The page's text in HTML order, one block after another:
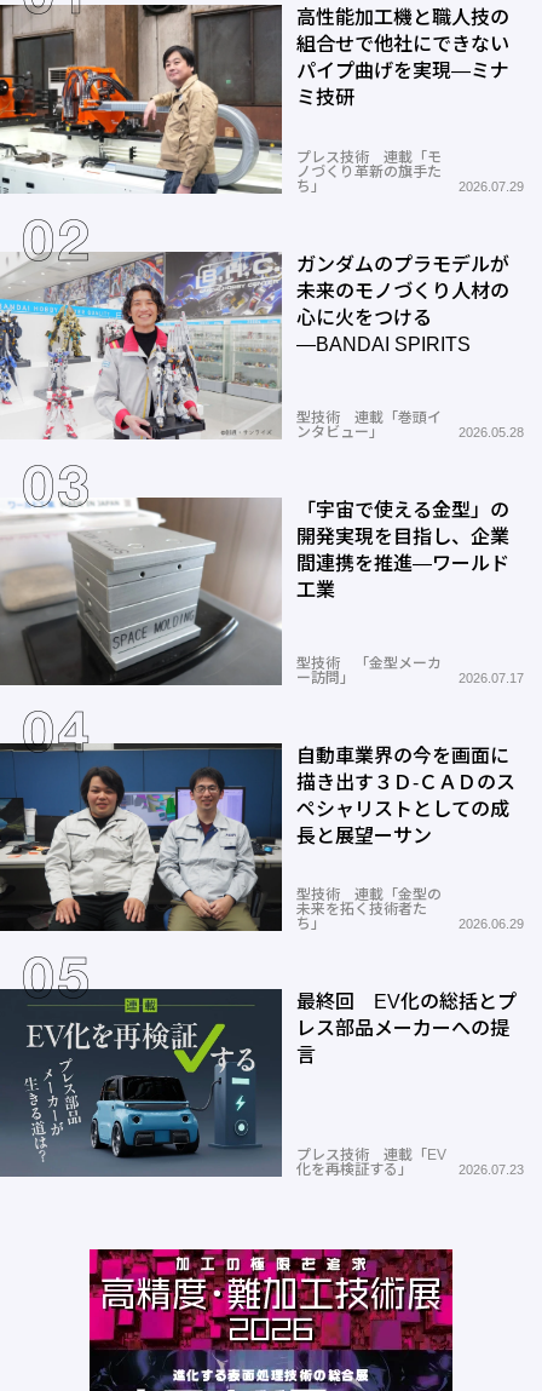
高性能加工機と職人技の
組合せで他社にできない
パイプ曲げを実現―ミナ
ミ技研
プレス技術 連載「モ
ノづくり革新の旗手た
ち」
2026.07.29
ガンダムのプラモデルが
未来のモノづくり人材の
心に火をつける
―BANDAI SPIRITS
型技術 連載「巻頭イ
ンタビュー」
2026.05.28
「宇宙で使える金型」の
開発実現を目指し、企業
間連携を推進―ワールド
工業
型技術 「金型メーカ
ー訪問」
2026.07.17
自動車業界の今を画面に
描き出す３Ｄ-ＣＡＤのス
ペシャリストとしての成
長と展望ーサン
型技術 連載「金型の
未来を拓く技術者た
ち」
2026.06.29
最終回 EV化の総括とプ
レス部品メーカーへの提
言
プレス技術 連載「EV
化を再検証する」
2026.07.23